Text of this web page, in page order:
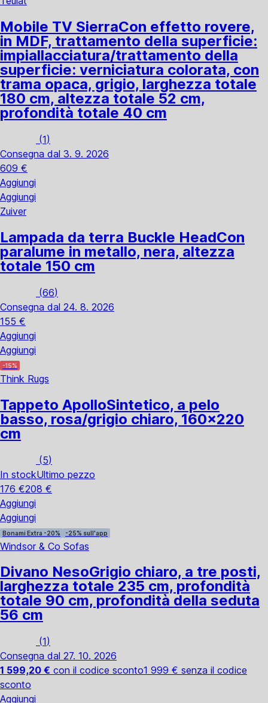
Mobile TV SierraCon effetto rovere,
in MDF, trattamento della superficie:
impiallacciatura/trattamento della
superficie: verniciatura colorata, con
trama opaca, grigio, larghezza totale
180 cm, altezza totale 52 cm,
profondità totale 40 cm
(1)
Consegna dal 3. 9. 2026
609 €
Aggiungi
Aggiungi
Zuiver
Lampada da terra Buckle HeadCon
paralume in metallo, nera, altezza
totale 150 cm
(66)
Consegna dal 24. 8. 2026
155 €
Aggiungi
Aggiungi
-15%
Think Rugs
Tappeto ApolloSintetico, a pelo
basso, rosa/grigio chiaro, 160x220
cm
(5)
In stockUltimo pezzo
176 €208 €
Aggiungi
Aggiungi
Bonami Extra -20% -25% sull'app
Windsor & Co Sofas
Divano NesoGrigio chiaro, a tre posti,
larghezza totale 235 cm, profondità
totale 90 cm, profondità della seduta
56 cm
(1)
Consegna dal 27. 10. 2026
1 599,20 € con il codice sconto1 999 € senza il codice
sconto
Aggiungi